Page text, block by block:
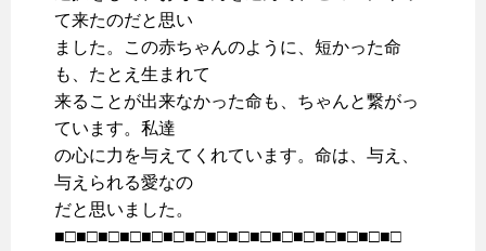
て来たのだと思い
ました。この赤ちゃんのように、短かった命
も、たとえ生まれて
来ることが出来なかった命も、ちゃんと繋がっ
ています。私達
の心に力を与えてくれています。命は、与え、
与えられる愛なの
だと思いました。
■□■□■□■□■□■□■□■□■□■□■□■□■□■□■□■□